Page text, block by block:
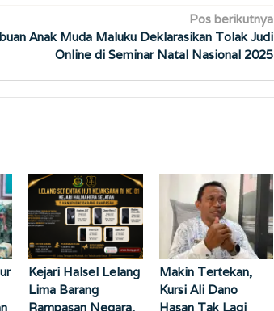
Pos berikutnya
Anak Muda Maluku Deklarasikan Tolak Judi
Online di Seminar Natal Nasional 2025
Kejari Halsel Lelang
Lima Barang
Rampasan Negara,
Makin Tertekan,
Kursi Ali Dano
Hasan Tak Lagi